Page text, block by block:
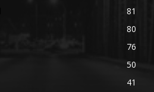
81
80
76
50
41